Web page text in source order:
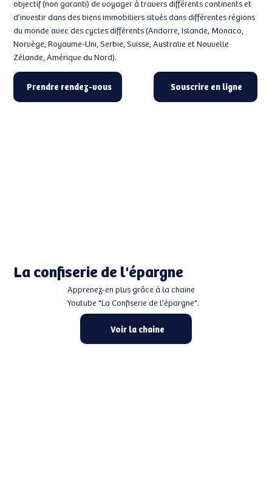
objectif (non garanti) de voyager à travers différents continents et
d’investir dans des biens immobiliers situés dans différentes régions
du monde avec des cycles différents (Andorre, Islande, Monaco,
Norvège, Royaume-Uni, Serbie, Suisse, Australie et Nouvelle
Zélande, Amérique du Nord).
Prendre rendez-vous Souscrire en ligne
La confiserie de l'épargne
Apprenez-en plus grâce à la chaine
Youtube "La Confiserie de l'épargne".
Voir la chaine